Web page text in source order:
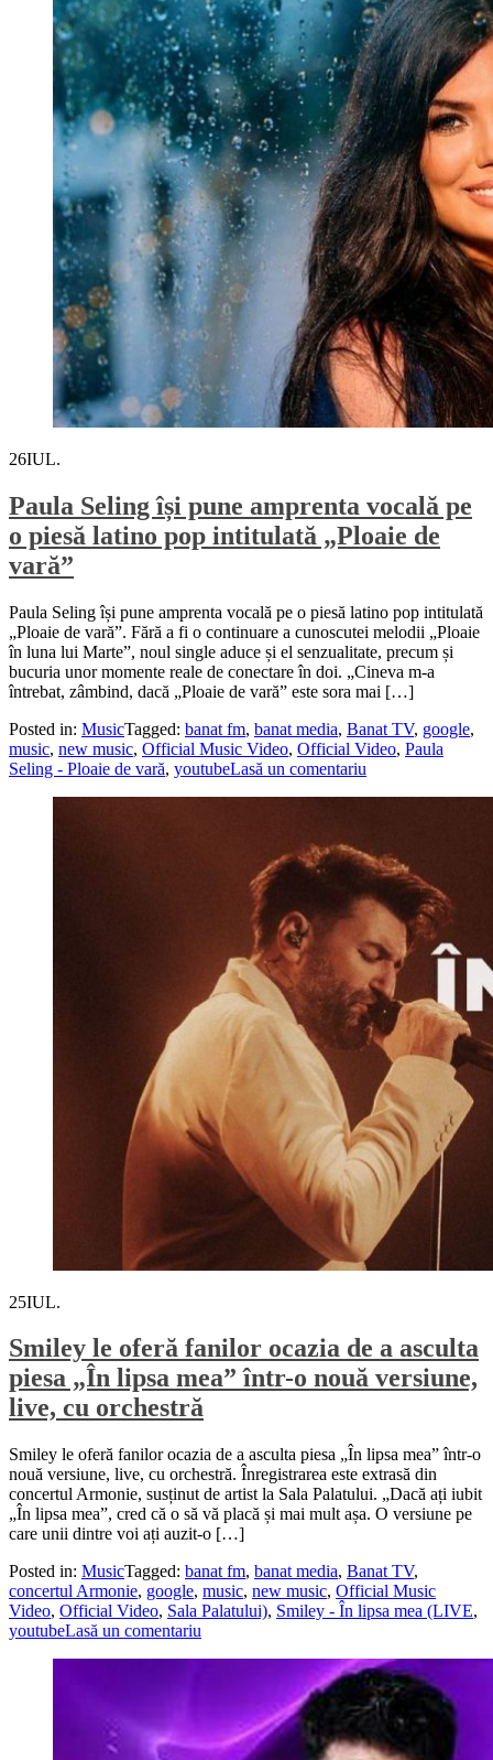
26IUL.
Paula Seling își pune amprenta vocală pe
o piesă latino pop intitulată „Ploaie de
vară”
Paula Seling își pune amprenta vocală pe o piesă latino pop intitulată
„Ploaie de vară”. Fără a fi o continuare a cunoscutei melodii „Ploaie
în luna lui Marte”, noul single aduce și el senzualitate, precum și
bucuria unor momente reale de conectare în doi. „Cineva m-a
întrebat, zâmbind, dacă „Ploaie de vară” este sora mai […]
Posted in: MusicTagged: banat fm, banat media, Banat TV, google,
music, new music, Official Music Video, Official Video, Paula
Seling - Ploaie de vară, youtubeLasă un comentariu
25IUL.
Smiley le oferă fanilor ocazia de a asculta
piesa „În lipsa mea” într-o nouă versiune,
live, cu orchestră
Smiley le oferă fanilor ocazia de a asculta piesa „În lipsa mea” într-o
nouă versiune, live, cu orchestră. Înregistrarea este extrasă din
concertul Armonie, susținut de artist la Sala Palatului. „Dacă ați iubit
„În lipsa mea”, cred că o să vă placă și mai mult așa. O versiune pe
care unii dintre voi ați auzit-o […]
Posted in: MusicTagged: banat fm, banat media, Banat TV,
concertul Armonie, google, music, new music, Official Music
Video, Official Video, Sala Palatului), Smiley - În lipsa mea (LIVE,
youtubeLasă un comentariu